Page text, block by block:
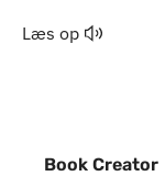
Læs op
Book Creator